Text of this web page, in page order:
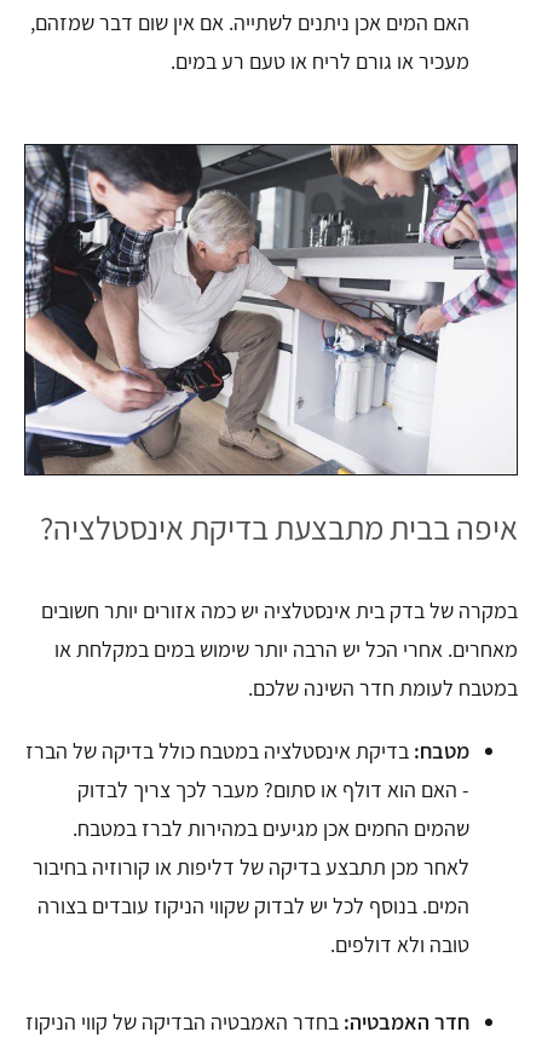
האם המים אכן ניתנים לשתייה. אם אין שום דבר שמזהם,
מעכיר או גורם לריח או טעם רע במים.
איפה בבית מתבצעת בדיקת אינסטלציה?
במקרה של בדק בית אינסטלציה יש כמה אזורים יותר חשובים
מאחרים. אחרי הכל יש הרבה יותר שימוש במים במקלחת או
במטבח לעומת חדר השינה שלכם.
מטבח: בדיקת אינסטלציה במטבח כולל בדיקה של הברז
- האם הוא דולף או סתום? מעבר לכך צריך לבדוק
שהמים החמים אכן מגיעים במהירות לברז במטבח.
לאחר מכן תתבצע בדיקה של דליפות או קורוזיה בחיבור
המים. בנוסף לכל יש לבדוק שקווי הניקוז עובדים בצורה
טובה ולא דולפים.
חדר האמבטיה: בחדר האמבטיה הבדיקה של קווי הניקוז